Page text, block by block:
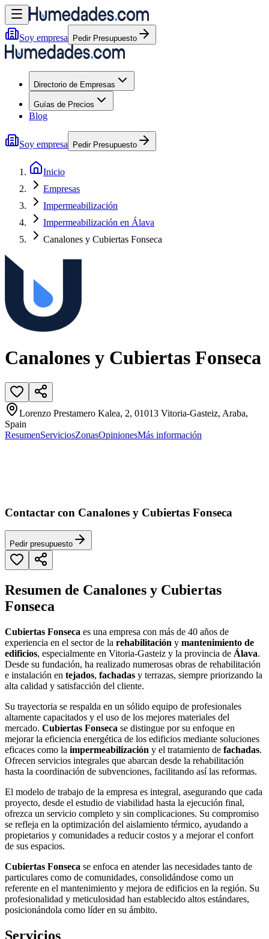
Soy empresa Pedir Presupuesto
Directorio de Empresas
Guías de Precios
Blog
Soy empresa Pedir Presupuesto
Inicio
Empresas
Impermeabilización
Impermeabilización en Álava
Canalones y Cubiertas Fonseca
Canalones y Cubiertas Fonseca
Lorenzo Prestamero Kalea, 2, 01013 Vitoria-Gasteiz, Araba,
Spain
ResumenServiciosZonasOpinionesMás información
Contactar con Canalones y Cubiertas Fonseca
Pedir presupuesto
Resumen de Canalones y Cubiertas
Fonseca
Cubiertas Fonseca es una empresa con más de 40 años de
experiencia en el sector de la rehabilitación y mantenimiento de
edificios, especialmente en Vitoria-Gasteiz y la provincia de Álava.
Desde su fundación, ha realizado numerosas obras de rehabilitación
e instalación en tejados, fachadas y terrazas, siempre priorizando la
alta calidad y satisfacción del cliente.
Su trayectoria se respalda en un sólido equipo de profesionales
altamente capacitados y el uso de los mejores materiales del
mercado. Cubiertas Fonseca se distingue por su enfoque en
mejorar la eficiencia energética de los edificios mediante soluciones
eficaces como la impermeabilización y el tratamiento de fachadas.
Ofrecen servicios integrales que abarcan desde la rehabilitación
hasta la coordinación de subvenciones, facilitando así las reformas.
El modelo de trabajo de la empresa es integral, asegurando que cada
proyecto, desde el estudio de viabilidad hasta la ejecución final,
ofrezca un servicio completo y sin complicaciones. Su compromiso
se refleja en la optimización del aislamiento térmico, ayudando a
propietarios y comunidades a reducir costos y a mejorar el confort
de sus espacios.
Cubiertas Fonseca se enfoca en atender las necesidades tanto de
particulares como de comunidades, consolidándose como un
referente en el mantenimiento y mejora de edificios en la región. Su
profesionalidad y meticulosidad han establecido altos estándares,
posicionándola como líder en su ámbito.
Servicios